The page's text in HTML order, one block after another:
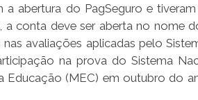
a abertura do PagSeguro e
conta deve ser aberta no nome
avaliações aplicadas pelo
na prova do Sistema
Educação (MEC) em outubro do